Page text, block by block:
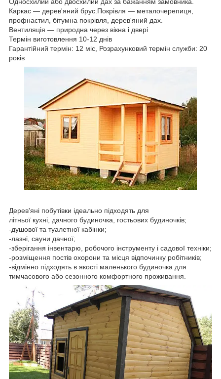
Каркас ― дерев'яний брус.Покрівля ― металочерепиця,
профнастил, бітумна покрівля, дерев'яний дах.
Вентиляція ― природна через вікна і двері
Термін виготовлення 10-12 днів
Гарантійний термін: 12 міс, Розрахунковий термін служби: 20
років
Дерев'яні побутівки ідеально підходять для
літньої кухні, дачного будиночка, гостьових будиночків;
-душової та туалетної кабінки;
-лазні, сауни дачної;
-зберігання інвентарю, робочого інструменту і садової техніки;
-розміщення постів охорони та місця відпочинку робітників;
-відмінно підходять в якості маленького будиночка для
тимчасового або сезонного комфортного проживання.